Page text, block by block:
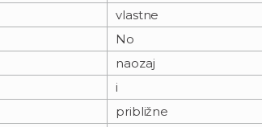
vlastne
No
naozaj
i
približne